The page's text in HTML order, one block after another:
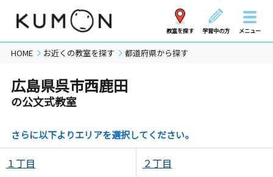
教室を探す 学習中の方 メニュー
HOME お近くの教室を探す 都道府県から探す
広島県呉市西鹿田
の公文式教室
さらに以下よりエリアを選択してください。
１丁目 ２丁目